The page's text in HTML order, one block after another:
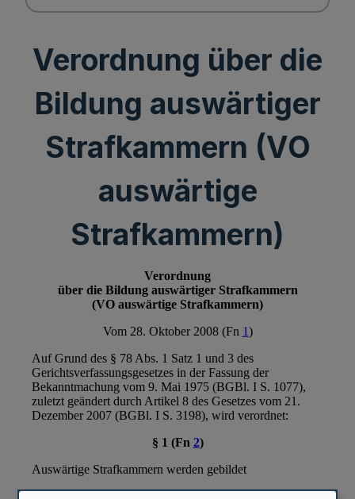
Verordnung über die
Bildung auswärtiger
Strafkammern (VO
auswärtige
Strafkammern)